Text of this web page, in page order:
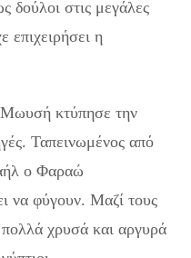
δούλοι στις μεγάλες
επιχειρήσει η
Μωυσή κτύπησε την
Ταπεινωμένος από
ο Φαραώ
να φύγουν. Μαζί τους
χρυσά και αργυρά